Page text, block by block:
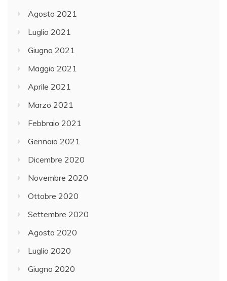
Agosto 2021
Luglio 2021
Giugno 2021
Maggio 2021
Aprile 2021
Marzo 2021
Febbraio 2021
Gennaio 2021
Dicembre 2020
Novembre 2020
Ottobre 2020
Settembre 2020
Agosto 2020
Luglio 2020
Giugno 2020